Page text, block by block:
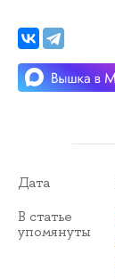
Дата
В статье
упомянуты